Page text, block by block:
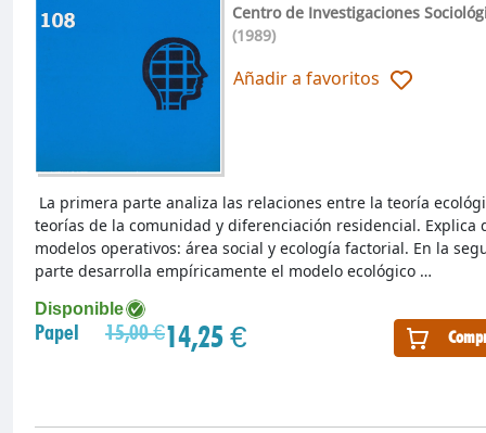
Centro de Investigaciones
(1989)
Añadir a favoritos
Disponible
Papel 15,00 €14,25 €
La primera parte analiza las relaciones entre la teoría
teorías de la comunidad y diferenciación residencial. Explica
modelos operativos: área social y ecología factorial. En la
parte desarrolla empíricamente el modelo ecológico …